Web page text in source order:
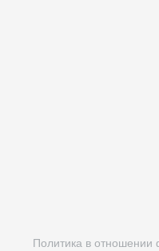
Политика в отношении